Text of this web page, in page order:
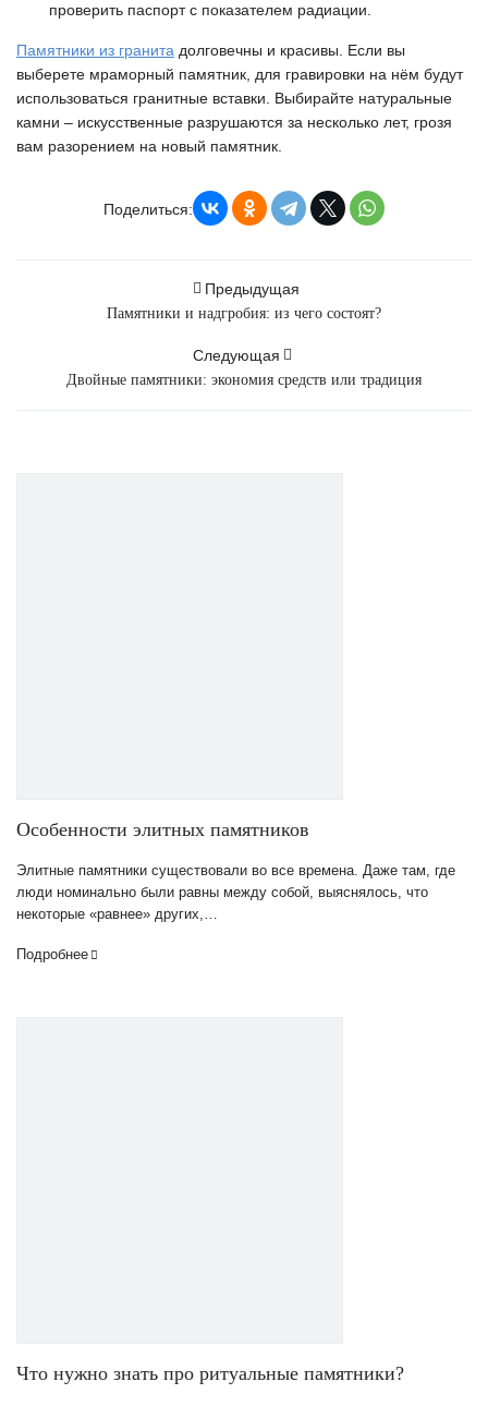
проверить паспорт с показателем радиации.
Памятники из гранита долговечны и красивы. Если вы
выберете мраморный памятник, для гравировки на нём будут
использоваться гранитные вставки. Выбирайте натуральные
камни – искусственные разрушаются за несколько лет, грозя
вам разорением на новый памятник.
Поделиться:
Предыдущая
Памятники и надгробия: из чего состоят?
Следующая
Двойные памятники: экономия средств или традиция
Особенности элитных памятников
Элитные памятники существовали во все времена. Даже там, где
люди номинально были равны между собой, выяснялось, что
некоторые «равнее» других,…
Подробнее
Что нужно знать про ритуальные памятники?